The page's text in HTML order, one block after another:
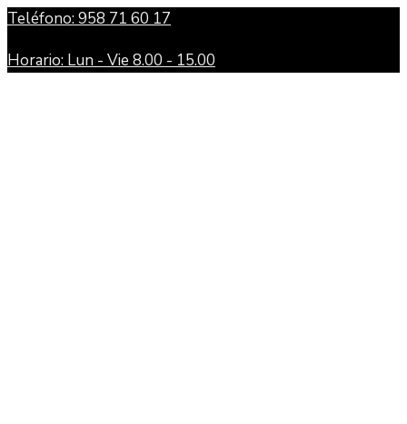
Teléfono: 958 71 60 17
Horario: Lun - Vie 8.00 - 15.00